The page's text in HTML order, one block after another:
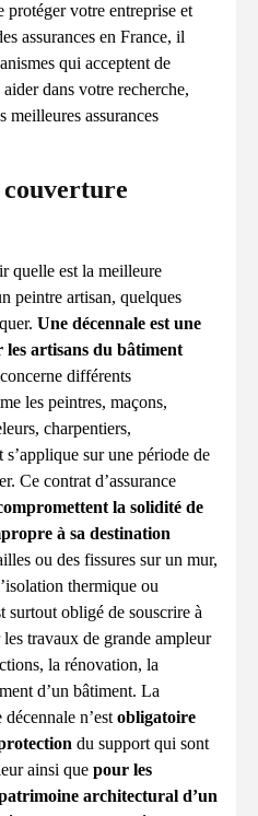
protéger votre entreprise et
assurances en France, il
qui acceptent de
dans votre recherche,
meilleures assurances
couverture
quelle est la meilleure
peintre artisan, quelques
Une décennale est une
artisans du bâtiment
différents
les peintres, maçons,
charpentiers,
s’applique sur une période de
Ce contrat d’assurance
la solidité de
à sa destination
ou des fissures sur un mur,
thermique ou
surtout obligé de souscrire à
travaux de grande ampleur
la rénovation, la
d’un bâtiment. La
n’est obligatoire
du support qui sont
ainsi que pour les
architectural d’un